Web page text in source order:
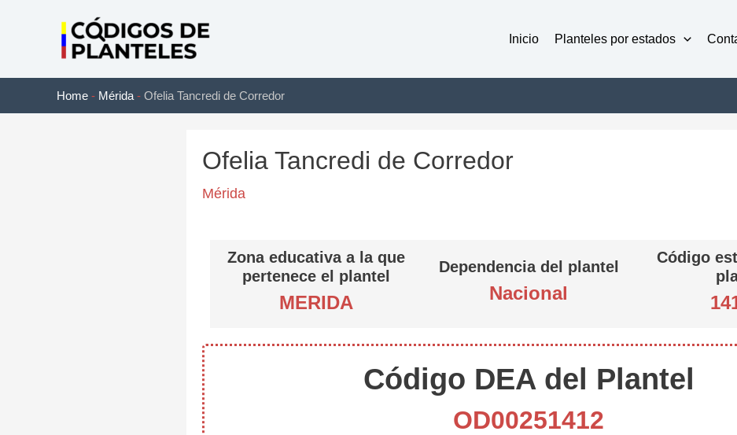
Inicio Planteles por estados
Home - Mérida - Ofelia Tancredi de Corredor
Ofelia Tancredi de Corredor
Mérida
Zona educativa a la que
pertenece el plantel
MERIDA
Dependencia del plantel
Nacional
Código
Código DEA del Plantel
OD00251412